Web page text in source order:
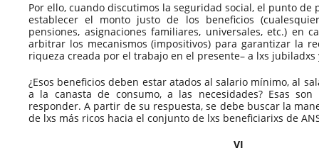
Por ello, cuando discutimos la seguridad social, el punto
establecer el monto justo de los beneficios
pensiones, asignaciones familiares, universales, etc.) en
arbitrar los mecanismos (impositivos) para garantizar la
riqueza creada por el trabajo en el presente– a lxs
¿Esos beneficios deben estar atados al salario mínimo, al
a la canasta de consumo, a las necesidades? Esas
responder. A partir de su respuesta, se debe buscar la
de lxs más ricos hacia el conjunto de lxs beneficiarixs de
VI